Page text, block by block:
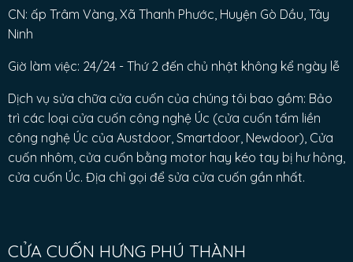
CN: ấp Trâm Vàng, Xã Thanh Phước, Huyện Gò Dầu, Tây
Ninh
Giờ làm việc: 24/24 - Thứ 2 đến chủ nhật không kể ngày lễ
Dịch vụ sửa chữa cửa cuốn của chúng tôi bao gồm: Bảo
trì các loại cửa cuốn công nghệ Úc (cửa cuốn tấm liền
công nghệ Úc của Austdoor, Smartdoor, Newdoor), Cửa
cuốn nhôm, cửa cuốn bằng motor hay kéo tay bị hư hỏng,
cửa cuốn Úc. Địa chỉ gọi để sửa cửa cuốn gần nhất.
CỬA CUỐN HƯNG PHÚ THÀNH